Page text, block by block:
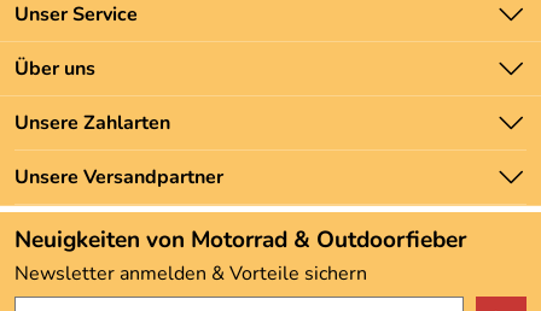
Unser Service
Kontakt
Batteriegesetz
Newsletter
Zahlung und Versand
Über uns
Unsere Bestseller
Marken
Neu
Angebote
Kundenbewertungen (3.493)
4,9/5*****
Unsere Zahlarten
Unsere Versandpartner
Neuigkeiten von Motorrad & Outdoorfieber
Newsletter anmelden & Vorteile sichern